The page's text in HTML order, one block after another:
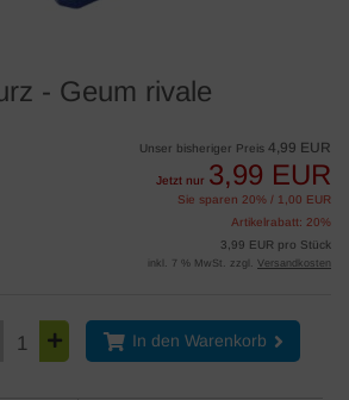
- Geum rivale
Unser bisheriger Preis 4,99 EUR
Jetzt nur 3,99 EUR
Sie sparen 20% / 1,00 EUR
Artikelrabatt: 20%
3,99 EUR pro Stück
inkl. 7 % MwSt. zzgl. Versandkosten
In den Warenkorb